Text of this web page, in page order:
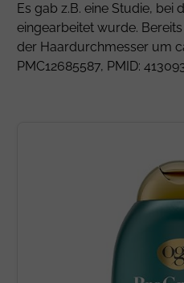
Es gab z.B. eine Studie, bei
eingearbeitet wurde.
der Haardurchmesser um
PMC12685587, PMID: